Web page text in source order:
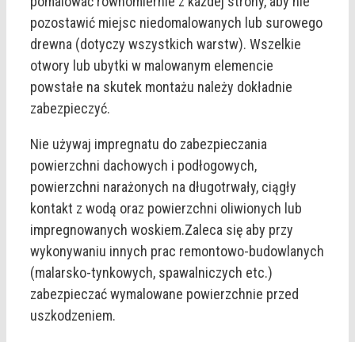
pozostawić miejsc niedomalowanych lub surowego
drewna (dotyczy wszystkich warstw). Wszelkie
otwory lub ubytki w malowanym elemencie
powstałe na skutek montażu należy dokładnie
zabezpieczyć.
Nie używaj impregnatu do zabezpieczania
powierzchni dachowych i podłogowych,
powierzchni narażonych na długotrwały, ciągły
kontakt z wodą oraz powierzchni oliwionych lub
impregnowanych woskiem.Zaleca się aby przy
wykonywaniu innych prac remontowo-budowlanych
(malarsko-tynkowych, spawalniczych etc.)
zabezpieczać wymalowane powierzchnie przed
uszkodzeniem.